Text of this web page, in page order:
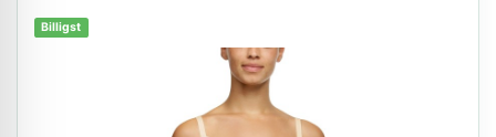
Billigst